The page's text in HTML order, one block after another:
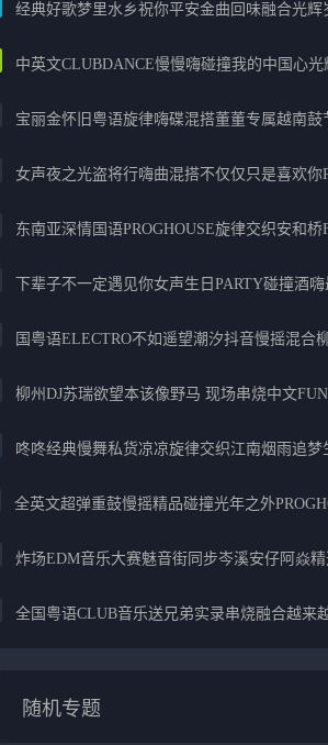
中英文CLUBDANCE慢慢嗨碰撞我的中国心
宝丽金怀旧粤语旋律嗨碟混搭董董专属越南鼓
女声夜之光盗将行嗨曲混搭不仅仅只是喜欢你
柳州DJ苏瑞欲望本该像野马 现场串烧中文
咚咚经典慢舞私货凉凉旋律交织江南烟雨追梦
全英文超弹重鼓慢摇精品碰撞光年之外
炸场EDM音乐大赛魅音街同步岑溪安仔阿焱
随机专题